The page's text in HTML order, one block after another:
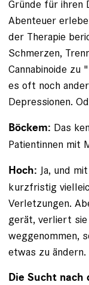
Gründe für ihren
Abenteuer
der Therapie
Schmerzen,
Cannabinoide zu
es oft noch
Depressionen.
Böckem: Das
Patientinnen mit
Hoch: Ja, und
kurzfristig
Verletzungen.
gerät, verliert
weggenommen,
etwas zu ändern.
Die Sucht nach